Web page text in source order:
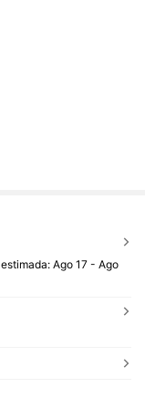
Ago 17 - Ago